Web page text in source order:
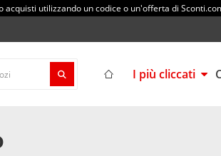
acquisti utilizzando un codice o un'offerta di
I più cliccati